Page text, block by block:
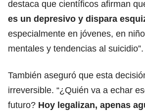
destaca que científicos afirman
es un depresivo y dispara
especialmente en jóvenes, en
mentales y tendencias al suicidio”.
También aseguró que esta
irreversible. “¿Quién va a echar
futuro? Hoy legalizan, apenas